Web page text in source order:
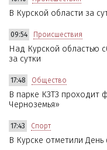
В Курской области за
09:54 Происшествия
Над Курской областью
за сутки
17:48 Общество
В парке КЗТЗ проходит
Черноземья»
17:43 Спорт
В Курске отметили День